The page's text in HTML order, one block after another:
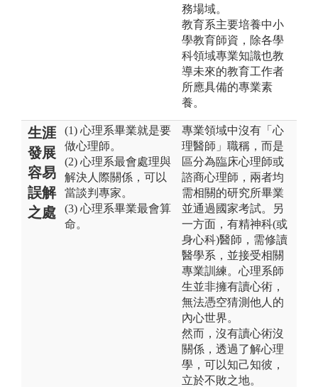
務場域。
教育系主要培養中小
學教育師資，除各學
科領域專業知識也教
導未來的教育工作者
所應具備的專業素
養。
生涯
發展
容易
誤解
之處
(1) 心理系畢業就是要
做心理師。
(2) 心理系最會處理與
解決人際關係，可以
當談判專家。
(3) 心理系畢業最會算
命。
專業領域中沒有「心
理醫師」職稱，而是
區分為臨床心理師或
諮商心理師，兩者均
需相關的研究所畢業
並通過國家考試。另
一方面，有精神科(或
身心科)醫師，需修讀
醫學系，並接受相關
專業訓練。心理系師
生並非擁有讀心術，
無法憑空猜測他人的
內心世界。
然而，沒有讀心術沒
關係，透過了解心理
學，可以知己知彼，
立於不敗之地。